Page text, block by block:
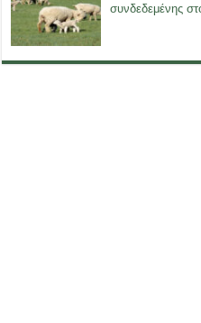
συνδεδεμένης